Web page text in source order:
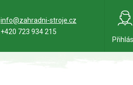
info@zahradni-stroje.cz
+420 723 934 215